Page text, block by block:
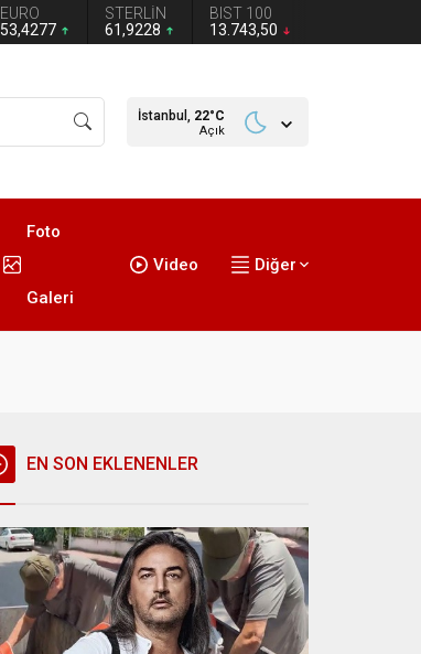
EURO
53,4277
STERLİN
61,9228
BIST 100
13.743,50
İstanbul, 22°C
Açık
Foto
Galeri
Video Diğer
EN SON EKLENENLER